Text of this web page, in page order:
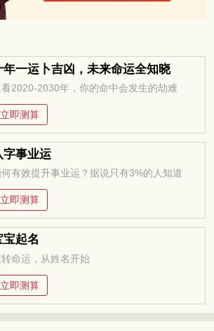
年一运卜吉凶，未来命运全知晓
2020-2030年，你的命中会发生的劫难
立即测算
字事业运
有效提升事业运？据说只有3%的人知道
立即测算
宝起名
命运，从姓名开始
立即测算